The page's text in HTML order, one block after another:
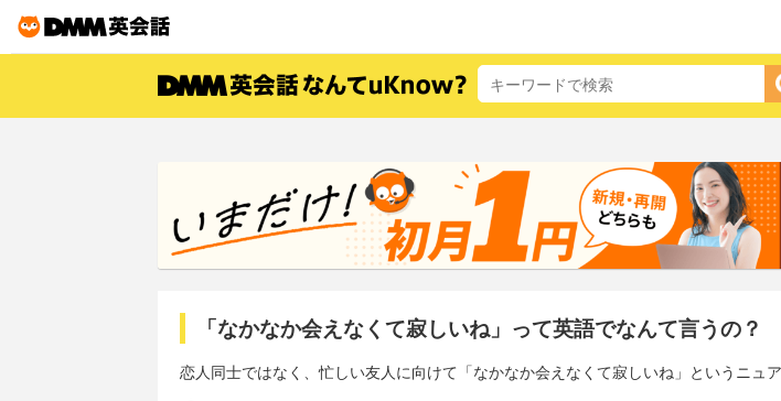
「なかなか会えなくて寂しいね」って英語でなんて言うの？
恋人同士ではなく、忙しい友人に向けて「なかなか会えなくて寂しいね」というニュ